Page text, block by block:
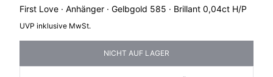
First Love · Anhänger · Gelbgold 585 · Brillant 0,04ct H/P
UVP inklusive MwSt.
NICHT AUF LAGER